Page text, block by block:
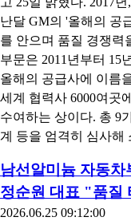
난달 GM의 '올해의 공
를 안으며 품질 경쟁력
부문은 2011년부터 15
올해의 공급사에 이름
세계 협력사 6000여곳
수여하는 상이다. 총 9
계 등을 엄격히 심사해
남선알미늄 자동
정순원 대표 "품질
2026.06.25 09:12:00